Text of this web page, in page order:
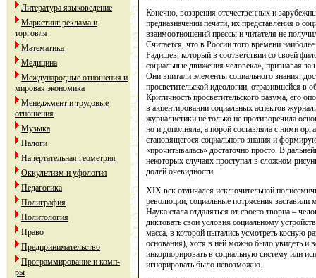
Литература языковедение
Маркетинг реклама и
торговля
Математика
Медицина
Международные отношения и
мировая экономика
Менеджмент и трудовые
отношения
Музыка
Налоги
Начертательная геометрия
Оккультизм и уфология
Педагогика
Полиграфия
Политология
Право
Предпринимательство
Программирование и комп-
ры
Конечно, воззрения отечественных и
предназначении печати, их представления о
взаимоотношений прессы и читателя не
Считается, что в России того времени
Радищев, который в соответствии со своей
социальные движения человека», признавая
Они впитали элементы социального знания,
просветительской идеологии, отразившейся в
Критичность просветительского разума, его
в акцентировании социальных аспектов
журналистики не только не противоречила
но и дополняла, а порой составляла с ними
становящегося социального знания и
«прочитывалась» достаточно просто. В
некоторых случаях проступал в сложном
долей очевидности.
XIX век отличался исключительной
революции, социальные потрясения заставили
Наука стала отдаляться от своего творца –
диктовать свои условия социальному
масса, в которой пытались усмотреть косную
основания), хотя в ней можно было увидеть и
инкорпорировать в социальную систему или
игнорировать было невозможно.